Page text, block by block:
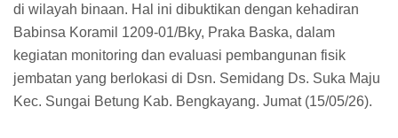
di wilayah binaan. Hal ini dibuktikan dengan kehadiran
Babinsa Koramil 1209-01/Bky, Praka Baska, dalam
kegiatan monitoring dan evaluasi pembangunan fisik
jembatan yang berlokasi di Dsn. Semidang Ds. Suka Maju
Kec. Sungai Betung Kab. Bengkayang. Jumat (15/05/26).